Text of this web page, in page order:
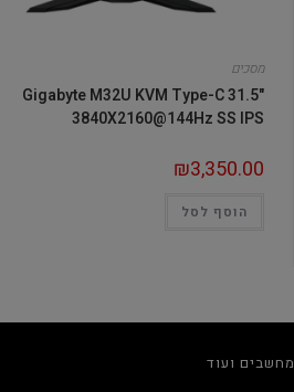
מסכים
Gigabyte M32U KVM Type-C 31.5"
3840X2160@144Hz SS IPS
₪3,350.00
הוסף לסל
מחשבים ועוד